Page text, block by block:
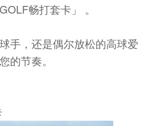
畅打套卡」 。
手，还是偶尔放松的高球爱
的节奏。